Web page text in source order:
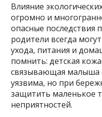
Влияние
огромно и
опасные
родители всегда
ухода, питания и
помнить: детская
связывающая
уязвима, но при
защитить маленькое
неприятностей.